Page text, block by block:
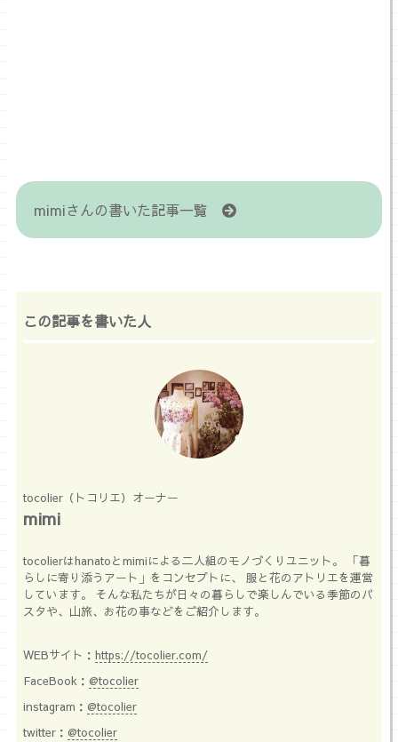
mimiさんの書いた記事一覧
この記事を書いた人
tocolier（トコリエ）オーナー
mimi
tocolierはhanatoとmimiによる二人組のモノづくりユニット。 「暮
らしに寄り添うアート」をコンセプトに、 服と花のアトリエを運営
しています。 そんな私たちが日々の暮らしで楽しんでいる季節のパ
スタや、山旅、お花の事などをご紹介します。
WEBサイト： https://tocolier.com/
FaceBook： @tocolier
instagram： @tocolier
twitter： @tocolier